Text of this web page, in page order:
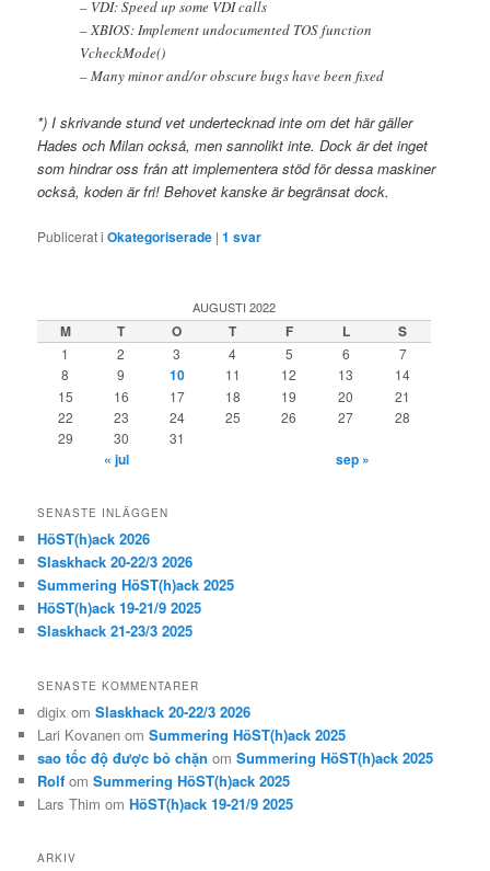
– VDI: Speed up some VDI calls
– XBIOS: Implement undocumented TOS function
VcheckMode()
– Many minor and/or obscure bugs have been fixed
*) I skrivande stund vet undertecknad inte om det här gäller
Hades och Milan också, men sannolikt inte. Dock är det inget
som hindrar oss från att implementera stöd för dessa maskiner
också, koden är fri! Behovet kanske är begränsat dock.
Publicerat i Okategoriserade |1 svar
AUGUSTI 2022
M T O T F L S
1 2 3 4 5 6
7
8
9 10 11 12 13
14
15
16 17 18 19 20
21
22
23 24 25 26 27
28
29
30 31
« jul sep »
SENASTE INLÄGGEN
HöST(h)ack 2026
Slaskhack 20-22/3 2026
Summering HöST(h)ack 2025
HöST(h)ack 19-21/9 2025
Slaskhack 21-23/3 2025
SENASTE KOMMENTARER
digix omSlaskhack 20-22/3 2026
Lari Kovanen omSummering HöST(h)ack 2025
sao tốc độ được bỏ chặn omSummering HöST(h)ack 2025
Rolf omSummering HöST(h)ack 2025
Lars Thim omHöST(h)ack 19-21/9 2025
ARKIV